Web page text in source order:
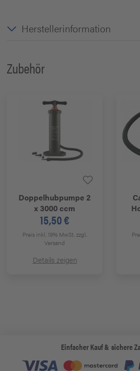
Herstellerinformation
Zubehör
Doppelhubpumpe 2
x 3000 ccm
15,50 €
Preis inkl. 19% MwSt.zzgl.
Versand
Details zeigen
Einfacher Kauf & sichere